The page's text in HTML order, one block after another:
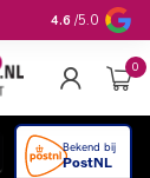
10+jaar
4.6 /5.0
0